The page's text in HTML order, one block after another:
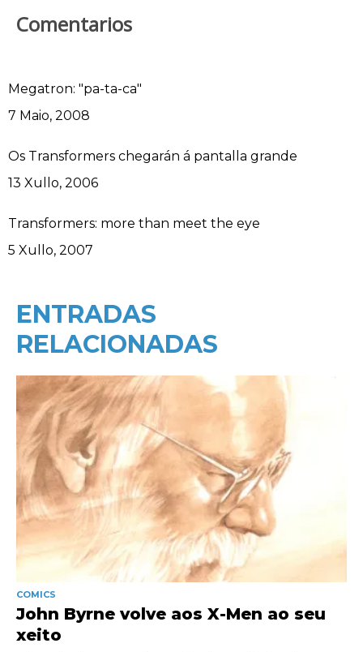
Comentarios
Megatron: "pa-ta-ca"
Data
7 Maio, 2008
Os Transformers chegarán á pantalla grande
Data
13 Xullo, 2006
Transformers: more than meet the eye
Data
5 Xullo, 2007
ENTRADAS
RELACIONADAS
COMICS
John Byrne volve aos X-Men ao seu
xeito